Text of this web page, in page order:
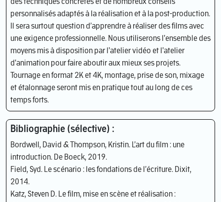
des techniques concrètes et de nombreux conseils
personnalisés adaptés à la réalisation et à la post-production.
Il sera surtout question d’apprendre à réaliser des films avec
une exigence professionnelle. Nous utiliserons l'ensemble des
moyens mis à disposition par l'atelier vidéo et l'atelier
d'animation pour faire aboutir aux mieux ses projets.
Tournage en format 2K et 4K, montage, prise de son, mixage
et étalonnage seront mis en pratique tout au long de ces
temps forts.
Bibliographie (sélective) :
Bordwell, David & Thompson, Kristin. L’art du film : une
introduction. De Boeck, 2019.
Field, Syd. Le scénario : les fondations de l’écriture. Dixit,
2014.
Katz, Steven D. Le film, mise en scène et réalisation :